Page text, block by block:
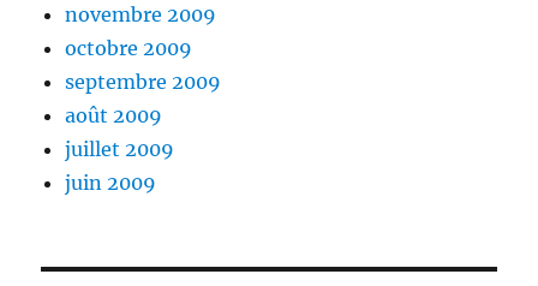
novembre 2009
octobre 2009
septembre 2009
août 2009
juillet 2009
juin 2009